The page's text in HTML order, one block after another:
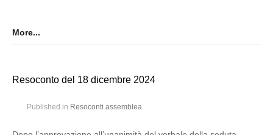
More...
Resoconto del 18 dicembre 2024
Published in Resoconti assemblea